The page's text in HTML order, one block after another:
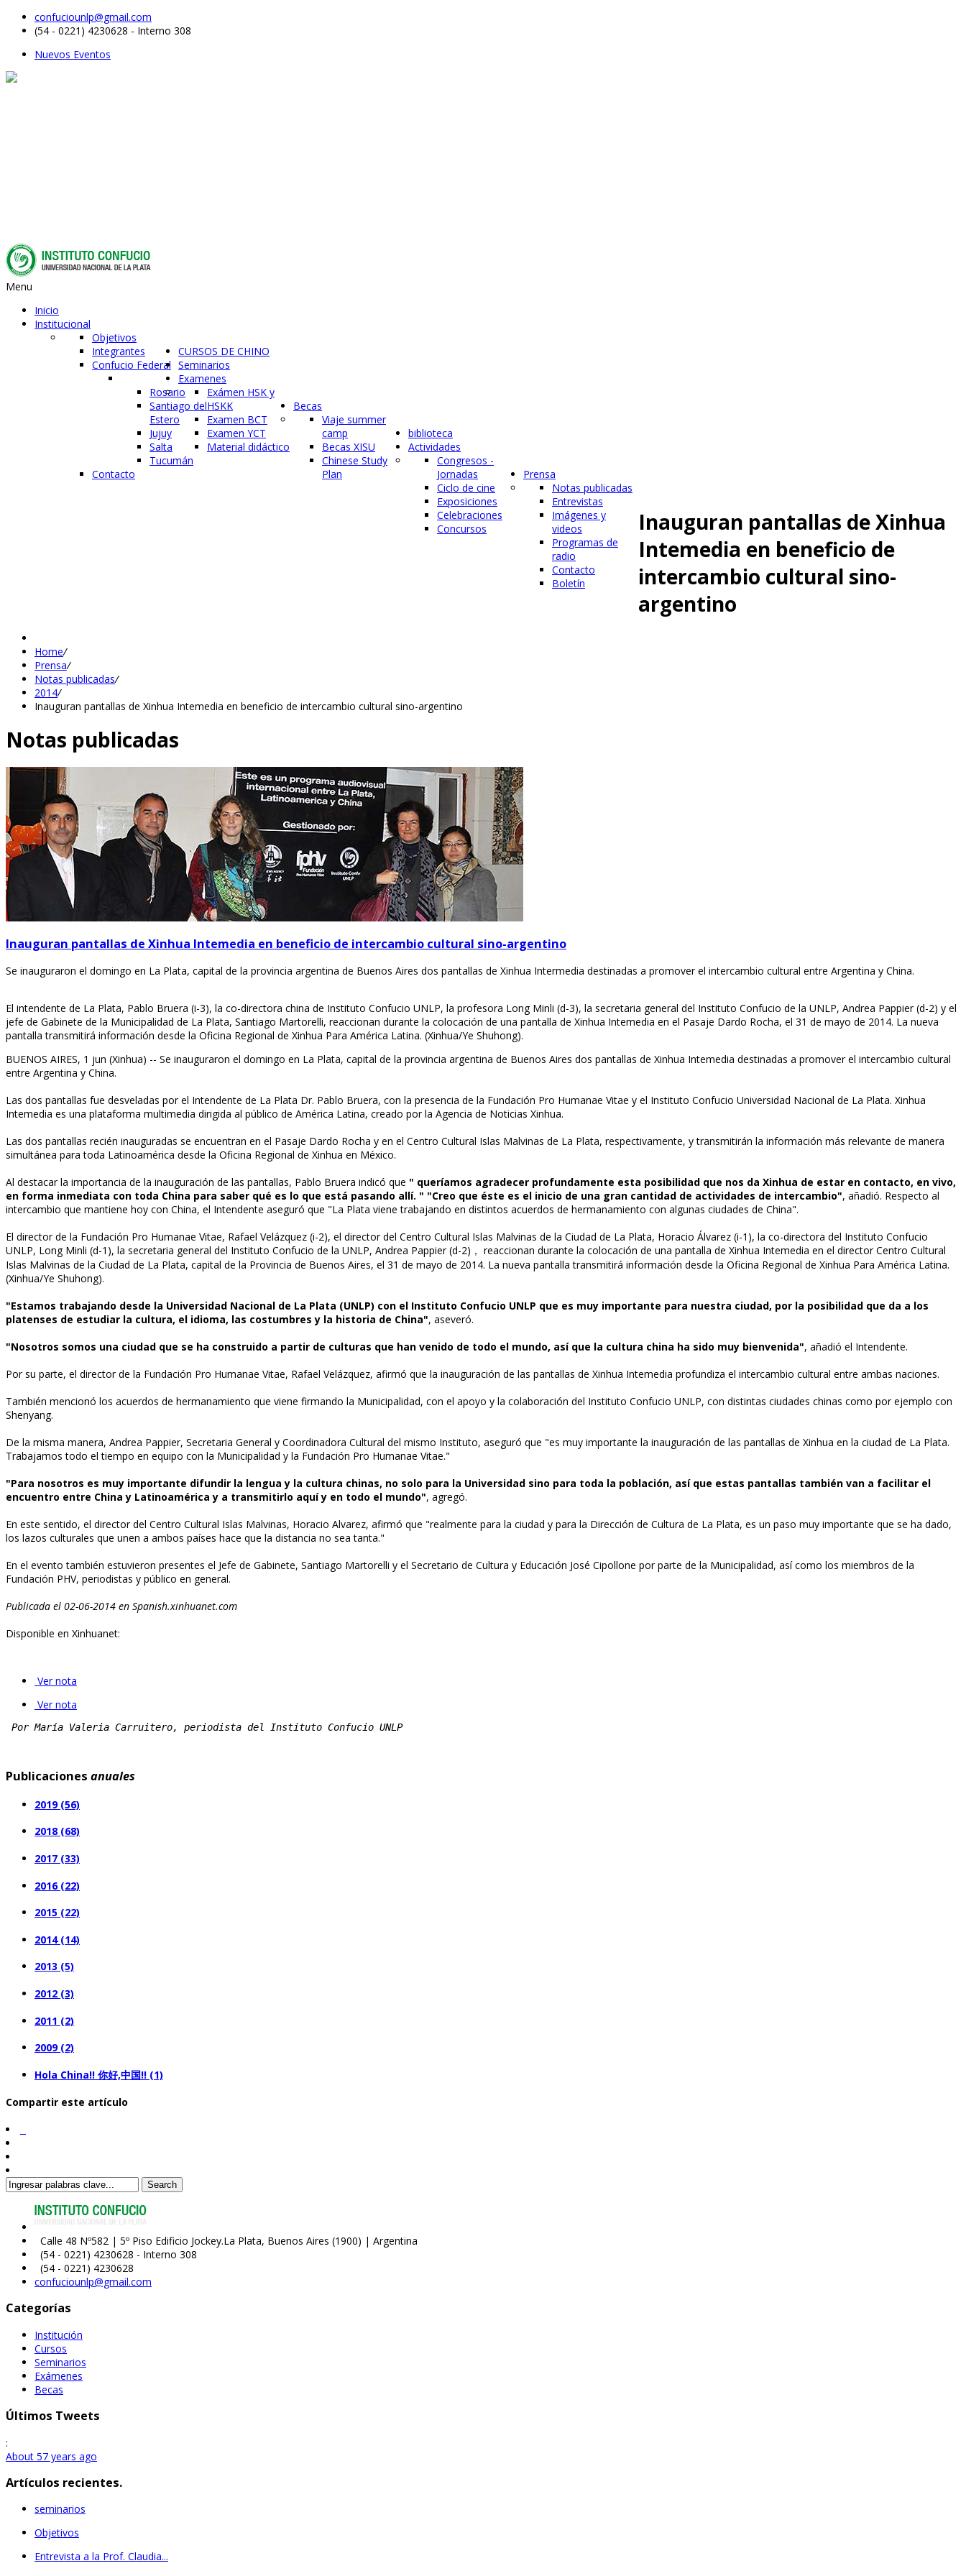
confuciounlp@gmail.com
(54 - 0221) 4230628 - Interno 308
Nuevos Eventos
Menu
Inicio
Institucional
Objetivos
Integrantes
Confucio Federal
Rosario
Santiago del
Estero
Jujuy
Salta
Tucumán
Contacto
CURSOS DE CHINO
Seminarios
Examenes
Exámen HSK y
HSKK
Examen BCT
Examen YCT
Material didáctico
Becas
Viaje summer
camp
Becas XISU
Chinese Study
Plan
biblioteca
Actividades
Congresos -
Jornadas
Ciclo de cine
Exposiciones
Celebraciones
Concursos
Prensa
Notas publicadas
Entrevistas
Imágenes y
videos
Programas de
radio
Contacto
Boletín
Inauguran pantallas de Xinhua
Intemedia en beneficio de
intercambio cultural sino-
argentino
Home/
Prensa/
Notas publicadas/
2014/
Inauguran pantallas de Xinhua Intemedia en beneficio de intercambio cultural sino-argentino
Notas publicadas
Inauguran pantallas de Xinhua Intemedia en beneficio de intercambio cultural sino-argentino
Se inauguraron el domingo en La Plata, capital de la provincia argentina de Buenos Aires dos pantallas de Xinhua Intermedia destinadas a promover el intercambio cultural entre Argentina y China.
El intendente de La Plata, Pablo Bruera (i-3), la co-directora china de Instituto Confucio UNLP, la profesora Long Minli (d-3), la secretaria general del Instituto Confucio de la UNLP, Andrea Pappier (d-2) y el
jefe de Gabinete de la Municipalidad de La Plata, Santiago Martorelli, reaccionan durante la colocación de una pantalla de Xinhua Intemedia en el Pasaje Dardo Rocha, el 31 de mayo de 2014. La nueva
pantalla transmitirá información desde la Oficina Regional de Xinhua Para América Latina. (Xinhua/Ye Shuhong).
BUENOS AIRES, 1 jun (Xinhua) -- Se inauguraron el domingo en La Plata, capital de la provincia argentina de Buenos Aires dos pantallas de Xinhua Intemedia destinadas a promover el intercambio cultural
entre Argentina y China.
Las dos pantallas fue desveladas por el Intendente de La Plata Dr. Pablo Bruera, con la presencia de la Fundación Pro Humanae Vitae y el Instituto Confucio Universidad Nacional de La Plata. Xinhua
Intemedia es una plataforma multimedia dirigida al público de América Latina, creado por la Agencia de Noticias Xinhua.
Las dos pantallas recién inauguradas se encuentran en el Pasaje Dardo Rocha y en el Centro Cultural Islas Malvinas de La Plata, respectivamente, y transmitirán la información más relevante de manera
simultánea para toda Latinoamérica desde la Oficina Regional de Xinhua en México.
Al destacar la importancia de la inauguración de las pantallas, Pablo Bruera indicó que " queríamos agradecer profundamente esta posibilidad que nos da Xinhua de estar en contacto, en vivo,
en forma inmediata con toda China para saber qué es lo que está pasando allí. " "Creo que éste es el inicio de una gran cantidad de actividades de intercambio", añadió. Respecto al
intercambio que mantiene hoy con China, el Intendente aseguró que "La Plata viene trabajando en distintos acuerdos de hermanamiento con algunas ciudades de China".
El director de la Fundación Pro Humanae Vitae, Rafael Velázquez (i-2), el director del Centro Cultural Islas Malvinas de la Ciudad de La Plata, Horacio Álvarez (i-1), la co-directora del Instituto Confucio
UNLP, Long Minli (d-1), la secretaria general del Instituto Confucio de la UNLP, Andrea Pappier (d-2)， reaccionan durante la colocación de una pantalla de Xinhua Intemedia en el director Centro Cultural
Islas Malvinas de la Ciudad de La Plata, capital de la Provincia de Buenos Aires, el 31 de mayo de 2014. La nueva pantalla transmitirá información desde la Oficina Regional de Xinhua Para América Latina.
(Xinhua/Ye Shuhong).
"Estamos trabajando desde la Universidad Nacional de La Plata (UNLP) con el Instituto Confucio UNLP que es muy importante para nuestra ciudad, por la posibilidad que da a los
platenses de estudiar la cultura, el idioma, las costumbres y la historia de China", aseveró.
"Nosotros somos una ciudad que se ha construido a partir de culturas que han venido de todo el mundo, así que la cultura china ha sido muy bienvenida", añadió el Intendente.
Por su parte, el director de la Fundación Pro Humanae Vitae, Rafael Velázquez, afirmó que la inauguración de las pantallas de Xinhua Intemedia profundiza el intercambio cultural entre ambas naciones.
También mencionó los acuerdos de hermanamiento que viene firmando la Municipalidad, con el apoyo y la colaboración del Instituto Confucio UNLP, con distintas ciudades chinas como por ejemplo con
Shenyang.
De la misma manera, Andrea Pappier, Secretaria General y Coordinadora Cultural del mismo Instituto, aseguró que "es muy importante la inauguración de las pantallas de Xinhua en la ciudad de La Plata.
Trabajamos todo el tiempo en equipo con la Municipalidad y la Fundación Pro Humanae Vitae."
"Para nosotros es muy importante difundir la lengua y la cultura chinas, no solo para la Universidad sino para toda la población, así que estas pantallas también van a facilitar el
encuentro entre China y Latinoamérica y a transmitirlo aquí y en todo el mundo", agregó.
En este sentido, el director del Centro Cultural Islas Malvinas, Horacio Alvarez, afirmó que "realmente para la ciudad y para la Dirección de Cultura de La Plata, es un paso muy importante que se ha dado,
los lazos culturales que unen a ambos países hace que la distancia no sea tanta."
En el evento también estuvieron presentes el Jefe de Gabinete, Santiago Martorelli y el Secretario de Cultura y Educación José Cipollone por parte de la Municipalidad, así como los miembros de la
Fundación PHV, periodistas y público en general.
Publicada el 02-06-2014 en Spanish.xinhuanet.com
Disponible en Xinhuanet:
Ver nota
Ver nota
Por María Valeria Carruitero, periodista del Instituto Confucio UNLP
Publicaciones anuales
2019 (56)
2018 (68)
2017 (33)
2016 (22)
2015 (22)
2014 (14)
2013 (5)
2012 (3)
2011 (2)
2009 (2)
Hola China!! 你好,中国!! (1)
Compartir este artículo
Search
Calle 48 Nº582 | 5º Piso Edificio Jockey.La Plata, Buenos Aires (1900) | Argentina
(54 - 0221) 4230628 - Interno 308
(54 - 0221) 4230628
confuciounlp@gmail.com
Categorías
Institución
Cursos
Seminarios
Exámenes
Becas
Últimos Tweets
:
About 57 years ago
Artículos recientes.
seminarios
Objetivos
Entrevista a la Prof. Claudia...